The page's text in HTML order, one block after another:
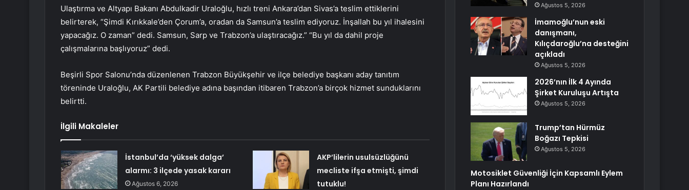
Ulaştırma ve Altyapı Bakanı Abdulkadir Uraloğlu, hızlı treni Ankara’dan Sivas’a teslim ettiklerini
belirterek, “Şimdi Kırıkkale’den Çorum’a, oradan da Samsun’a teslim ediyoruz. İnşallah bu yıl ihalesini
yapacağız. O zaman” dedi. Samsun, Sarp ve Trabzon’a ulaştıracağız.” “Bu yıl da dahil proje
çalışmalarına başlıyoruz” dedi.
Beşirli Spor Salonu’nda düzenlenen Trabzon Büyükşehir ve ilçe belediye başkanı aday tanıtım
töreninde Uraloğlu, AK Partili belediye adına başından itibaren Trabzon’a birçok hizmet sunduklarını
belirtti.
İlgili Makaleler
İstanbul’da ‘yüksek dalga’
alarmı: 3 ilçede yasak kararı
Ağustos 6, 2026
AKP’lilerin usulsüzlüğünü
mecliste ifşa etmişti, şimdi
tutuklu!
Ağustos 5, 2026
İmamoğlu’nun eski
danışmanı,
Kılıçdaroğlu’na desteğini
açıkladı
Ağustos 5, 2026
2026’nın İlk 4 Ayında
Şirket Kuruluşu Artışta
Ağustos 5, 2026
Trump’tan Hürmüz
Boğazı Tepkisi
Ağustos 5, 2026
Motosiklet Güvenliği İçin Kapsamlı Eylem
Planı Hazırlandı